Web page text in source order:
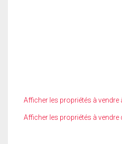
Afficher les propriétés à vendre
Afficher les propriétés à vendre